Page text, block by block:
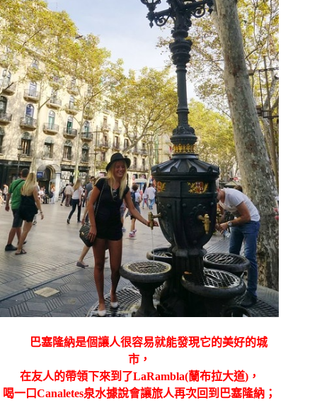
巴塞隆納是個讓人很容易就能發現它的美好的城
市，
在友人的帶領下來到了LaRambla(蘭布拉大道)，
喝一口Canaletes泉水據說會讓旅人再次回到巴塞隆納；